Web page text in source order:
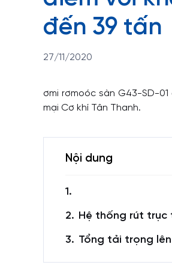
đến 39 tấn
27/11/2020
ơmi rơmoóc sàn G43-SD-
mại Cơ khí Tân Thanh.
Nội dung
Hệ thống rút trục
Tổng tải trọng